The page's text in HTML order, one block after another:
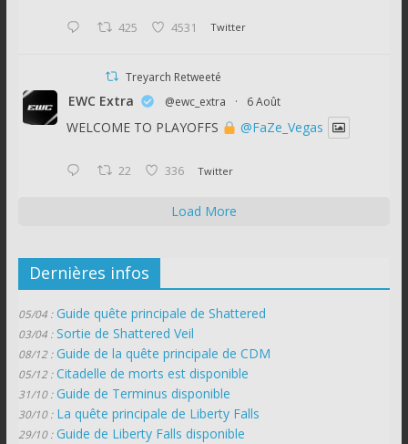
425 4531 Twitter
Treyarch Retweeté
EWC Extra @ewc_extra · 6 Août
WELCOME TO PLAYOFFS @FaZe_Vegas
22 336 Twitter
Load More
Dernières infos
05/04 : Guide quête principale de Shattered
03/04 : Sortie de Shattered Veil
08/12 : Guide de la quête principale de CDM
05/12 : Citadelle de morts est disponible
31/10 : Guide de Terminus disponible
30/10 : La quête principale de Liberty Falls
29/10 : Guide de Liberty Falls disponible